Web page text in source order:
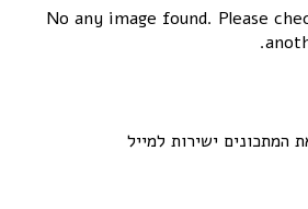
No any image found. Please
המתכונים ישירות למייל